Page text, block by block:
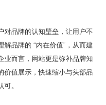
对品牌的认知壁垒，让用户不
解品牌的 “内在价值”，从而建
业而言，网站更是弥补品牌知
价值展示，快速缩小与头部品
。